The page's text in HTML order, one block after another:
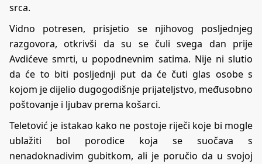
srca.
Vidno potresen, prisjetio se njihovog posljednjeg
razgovora, otkrivši da su se čuli svega dan prije
Avdićeve smrti, u popodnevnim satima. Nije ni slutio
da će to biti posljednji put da će čuti glas osobe s
kojom je dijelio dugogodišnje prijateljstvo, međusobno
poštovanje i ljubav prema košarci.
Teletović je istakao kako ne postoje riječi koje bi mogle
ublažiti bol porodice koja se suočava s
nenadoknadivim gubitkom, ali je poručio da u svojoj